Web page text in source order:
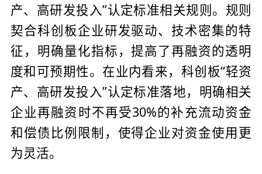
产、高研发投入”认定标准相关规则。规则
契合科创板企业研发驱动、技术密集的特
征，明确量化指标，提高了再融资的透明
度和可预期性。在业内看来，科创板“轻资
产、高研发投入”认定标准落地，明确相关
企业再融资时不再受30%的补充流动资金
和偿债比例限制，使得企业对资金使用更
为灵活。